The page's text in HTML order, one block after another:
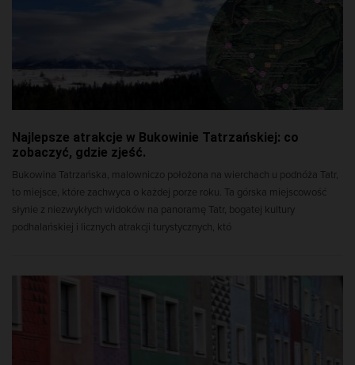
Najlepsze atrakcje w Bukowinie Tatrzańskiej: co
zobaczyć, gdzie zjeść.
Bukowina Tatrzańska, malowniczo położona na wierchach u podnóża Tatr,
to miejsce, które zachwyca o każdej porze roku. Ta górska miejscowość
słynie z niezwykłych widoków na panoramę Tatr, bogatej kultury
podhalańskiej i licznych atrakcji turystycznych, któ